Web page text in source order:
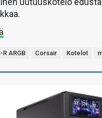
R ARGB Corsair Kotelot